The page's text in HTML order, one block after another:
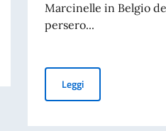
Marcinelle in Belgio
persero...
Leggi8 Agosto: Giornata